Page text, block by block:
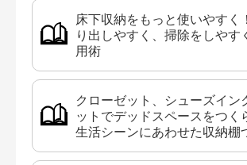
床下収納をもっと使いやすく
り出しやすく、掃除をしやす
用術
クローゼット、シューズイン
ットでデッドスペースをつく
生活シーンにあわせた収納棚